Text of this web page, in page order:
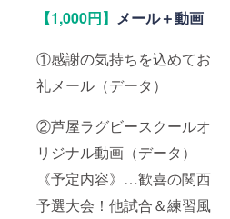
【1,000円】 メール＋動画
①感謝の気持ちを込めてお
礼メール（データ）
②芦屋ラグビースクールオ
リジナル動画（データ）
《予定内容》…歓喜の関西
予選大会！他試合＆練習風